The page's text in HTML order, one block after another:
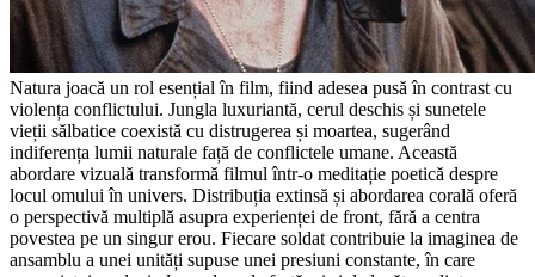
Natura joacă un rol esențial în film, fiind adesea pusă în contrast cu
violența conflictului. Jungla luxuriantă, cerul deschis și sunetele
vieții sălbatice coexistă cu distrugerea și moartea, sugerând
indiferența lumii naturale față de conflictele umane. Această
abordare vizuală transformă filmul într-o meditație poetică despre
locul omului în univers. Distribuția extinsă și abordarea corală oferă
o perspectivă multiplă asupra experienței de front, fără a centra
povestea pe un singur erou. Fiecare soldat contribuie la imaginea de
ansamblu a unei unități supuse unei presiuni constante, în care